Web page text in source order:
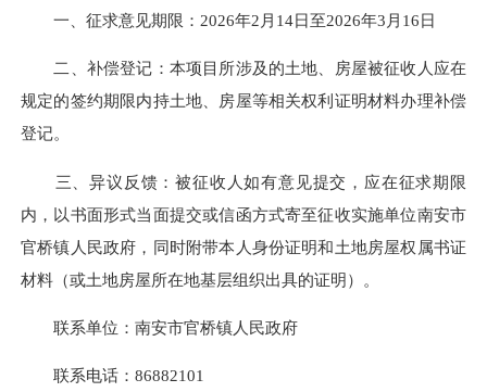
一、征求意见期限：2026年2月14日至2026年3月16日
二、补偿登记：本项目所涉及的土地、房屋被征收人应在
规定的签约期限内持土地、房屋等相关权利证明材料办理补偿
登记。
三、异议反馈：被征收人如有意见提交，应在征求期限
内，以书面形式当面提交或信函方式寄至征收实施单位南安市
官桥镇人民政府，同时附带本人身份证明和土地房屋权属书证
材料（或土地房屋所在地基层组织出具的证明）。
联系单位：南安市官桥镇人民政府
联系电话：86882101